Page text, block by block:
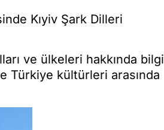
Kıyiv Şark Dilleri
ve ülkeleri hakkında bilgi
Türkiye kültürleri arasında